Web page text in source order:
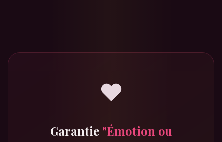
❤️
Garantie "Émotion ou